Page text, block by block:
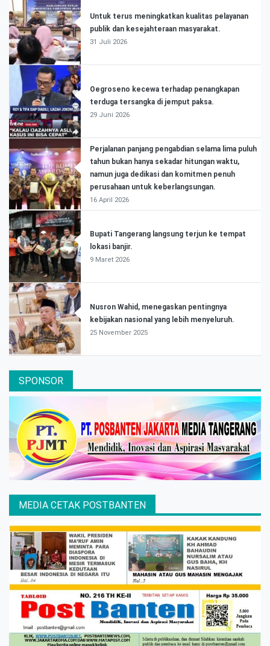
Untuk terus meningkatkan kualitas pelayanan
publik dan kesejahteraan masyarakat.
31 Juli 2026
Oegroseno kecewa terhadap penangkapan
terduga tersangka di jemput paksa.
29 Juni 2026
Perjalanan panjang pengabdian selama lima puluh
tahun bukan hanya sekadar hitungan waktu,
namun juga dedikasi dan komitmen penuh
perusahaan untuk keberlangsungan.
16 April 2026
Bupati Tangerang langsung terjun ke tempat
lokasi banjir.
9 Maret 2026
Nusron Wahid, menegaskan pentingnya
kebijakan nasional yang lebih menyeluruh.
25 November 2025
SPONSOR
MEDIA CETAK POSTBANTEN